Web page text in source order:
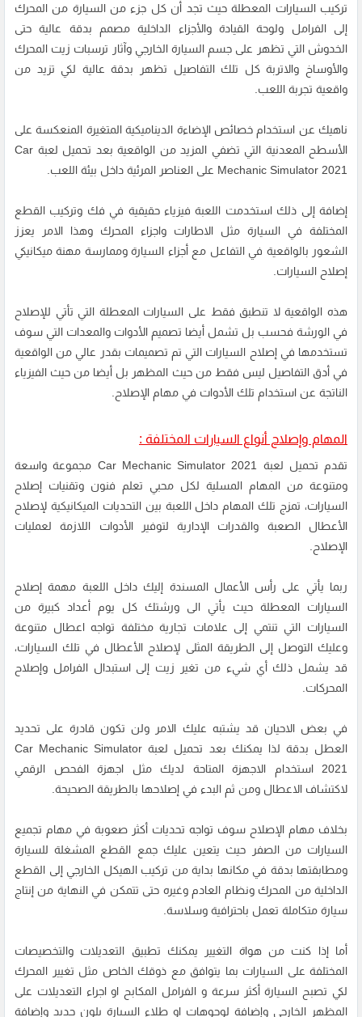
تركيب السيارات المعطلة حيث تجد أن كل جزء من السيارة من المحرك
إلى الفرامل ولوحة القيادة والأجزاء الداخلية مصمم بدقة عالية حتى
الخدوش التي تظهر على جسم السيارة الخارجي وآثار ترسبات زيت المحرك
والأوساخ والاتربة كل تلك التفاصيل تظهر بدقة عالية لكي تزيد من
واقعية تجربة اللعب.
ناهيك عن استخدام خصائص الإضاءة الديناميكية المتغيرة المنعكسة على
الأسطح المعدنية التي تضفي المزيد من الواقعية بعد تحميل لعبة Car
Mechanic Simulator 2021 على العناصر المرئية داخل بيئة اللعب.
إضافة إلى ذلك استخدمت اللعبة فيزياء حقيقية في فك وتركيب القطع
المختلفة في السيارة مثل الاطارات واجزاء المحرك وهذا الامر يعزز
الشعور بالواقعية في التفاعل مع أجزاء السيارة وممارسة مهنة ميكانيكي
إصلاح السيارات.
هذه الواقعية لا تنطبق فقط على السيارات المعطلة التي تأتي للإصلاح
في الورشة فحسب بل تشمل أيضا تصميم الأدوات والمعدات التي سوف
تستخدمها في إصلاح السيارات التي تم تصميمات بقدر عالي من الواقعية
في أدق التفاصيل ليس فقط من حيث المظهر بل أيضا من حيث الفيزياء
الناتجة عن استخدام تلك الأدوات في مهام الإصلاح.
المهام وإصلاح أنواع السيارات المختلفة :
تقدم تحميل لعبة Car Mechanic Simulator 2021 مجموعة واسعة
ومتنوعة من المهام المسلية لكل محبي تعلم فنون وتقنيات إصلاح
السيارات، تمزج تلك المهام داخل اللعبة بين التحديات الميكانيكية لإصلاح
الأعطال الصعبة والقدرات الإدارية لتوفير الأدوات اللازمة لعمليات
الإصلاح.
ربما يأتي على رأس الأعمال المسندة إليك داخل اللعبة مهمة إصلاح
السيارات المعطلة حيث يأتي الى ورشتك كل يوم أعداد كبيرة من
السيارات التي تنتمي إلى علامات تجارية مختلفة تواجه اعطال متنوعة
وعليك التوصل إلى الطريقة المثلى لإصلاح الأعطال في تلك السيارات،
قد يشمل ذلك أي شيء من تغير زيت إلى استبدال الفرامل وإصلاح
المحركات.
في بعض الاحيان قد يشتبه عليك الامر ولن تكون قادرة على تحديد
العطل بدقة لذا يمكنك بعد تحميل لعبة Car Mechanic Simulator
2021 استخدام الاجهزة المتاحة لديك مثل اجهزة الفحص الرقمي
لاكتشاف الاعطال ومن ثم البدء في إصلاحها بالطريقة الصحيحة.
بخلاف مهام الإصلاح سوف تواجه تحديات أكثر صعوبة في مهام تجميع
السيارات من الصفر حيث يتعين عليك جمع القطع المشغلة للسيارة
ومطابقتها بدقة في مكانها بداية من تركيب الهيكل الخارجي إلى القطع
الداخلية من المحرك ونظام العادم وغيره حتى تتمكن في النهاية من إنتاج
سيارة متكاملة تعمل باحترافية وسلاسة.
أما إذا كنت من هواة التغيير يمكنك تطبيق التعديلات والتخصيصات
المختلفة على السيارات بما يتوافق مع ذوقك الخاص مثل تغيير المحرك
لكي تصبح السيارة أكثر سرعة و الفرامل المكابح او اجراء التعديلات على
المظهر الخارجي وإضافة لوجوهات او طلاء السيارة بلون جديد وإضافة